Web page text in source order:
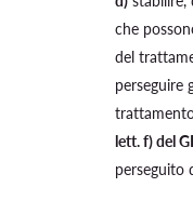
che
del
perseguire
lett. f) del
perseguito